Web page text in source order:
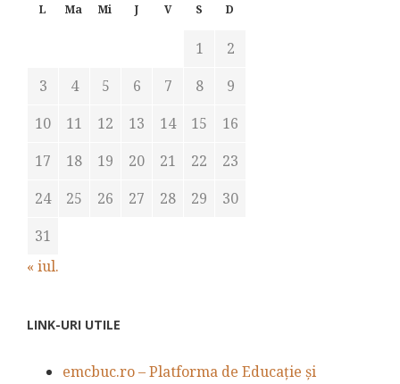
L Ma Mi J V S D
1
2
3
4 5 6 7 8
9
10
11 12 13 14 15
16
17
18 19 20 21 22
23
24
25 26 27 28 29
30
31
« iul.
LINK-URI UTILE
emcbuc.ro – Platforma de Educație și